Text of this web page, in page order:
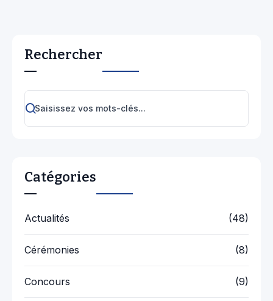
Rechercher
Catégories
Actualités (48)
Cérémonies (8)
Concours (9)